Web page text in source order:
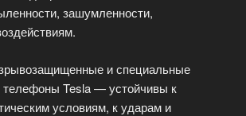
зашумленности,
и специальные
Tesla — устойчивы к
условиям, к ударам и